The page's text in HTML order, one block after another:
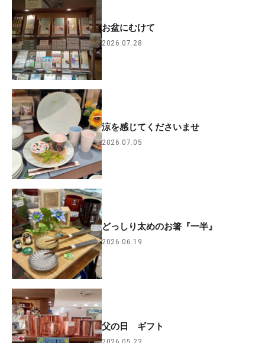
お盆にむけて
2026.07.28
涼を感じてくださいませ
2026.07.05
どっしり太めのお箸『一半』
2026.06.19
父の日 ギフト